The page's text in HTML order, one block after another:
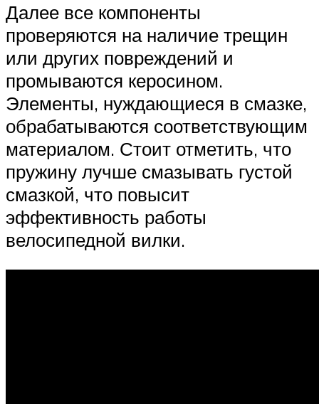
Далее все компоненты
проверяются на наличие трещин
или других повреждений и
промываются керосином.
Элементы, нуждающиеся в смазке,
обрабатываются соответствующим
материалом. Стоит отметить, что
пружину лучше смазывать густой
смазкой, что повысит
эффективность работы
велосипедной вилки.